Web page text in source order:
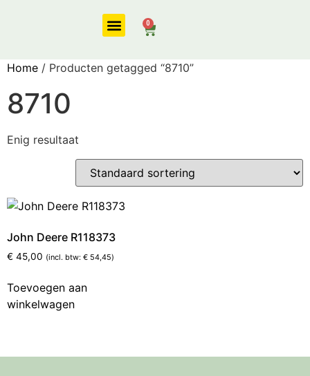
0
Home / Producten getagged “8710”
8710
Enig resultaat
John Deere R118373
€ 45,00 (incl. btw: € 54,45)
Toevoegen aan
winkelwagen